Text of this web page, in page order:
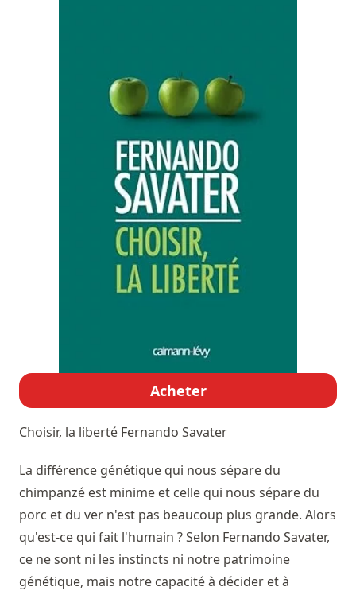
Acheter
Choisir, la liberté Fernando Savater
La différence génétique qui nous sépare du
chimpanzé est minime et celle qui nous sépare du
porc et du ver n'est pas beaucoup plus grande. Alors
qu'est-ce qui fait l'humain ? Selon Fernando Savater,
ce ne sont ni les instincts ni notre patrimoine
génétique, mais notre capacité à décider et à